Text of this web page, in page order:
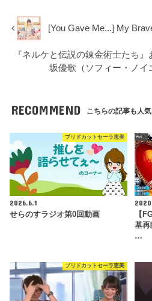
[You Gave Me...] My
『ネルケと伝説の錬金術士たち
坂優歌（ソフィー・ノイ
RECOMMEND こちらの記事も人気
ブリドカットセーラ恵美
2026.6.1
せらのすラジオ第0回動画
【
基再
…
ブリドカットセーラ恵美